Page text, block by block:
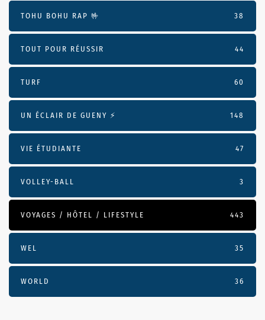
TOHU BOHU RAP 🤟 38
TOUT POUR RÉUSSIR 44
TURF 60
UN ÉCLAIR DE GUENY ⚡️ 148
VIE ÉTUDIANTE 47
VOLLEY-BALL 3
VOYAGES / HÔTEL / LIFESTYLE 443
WEL 35
WORLD 36